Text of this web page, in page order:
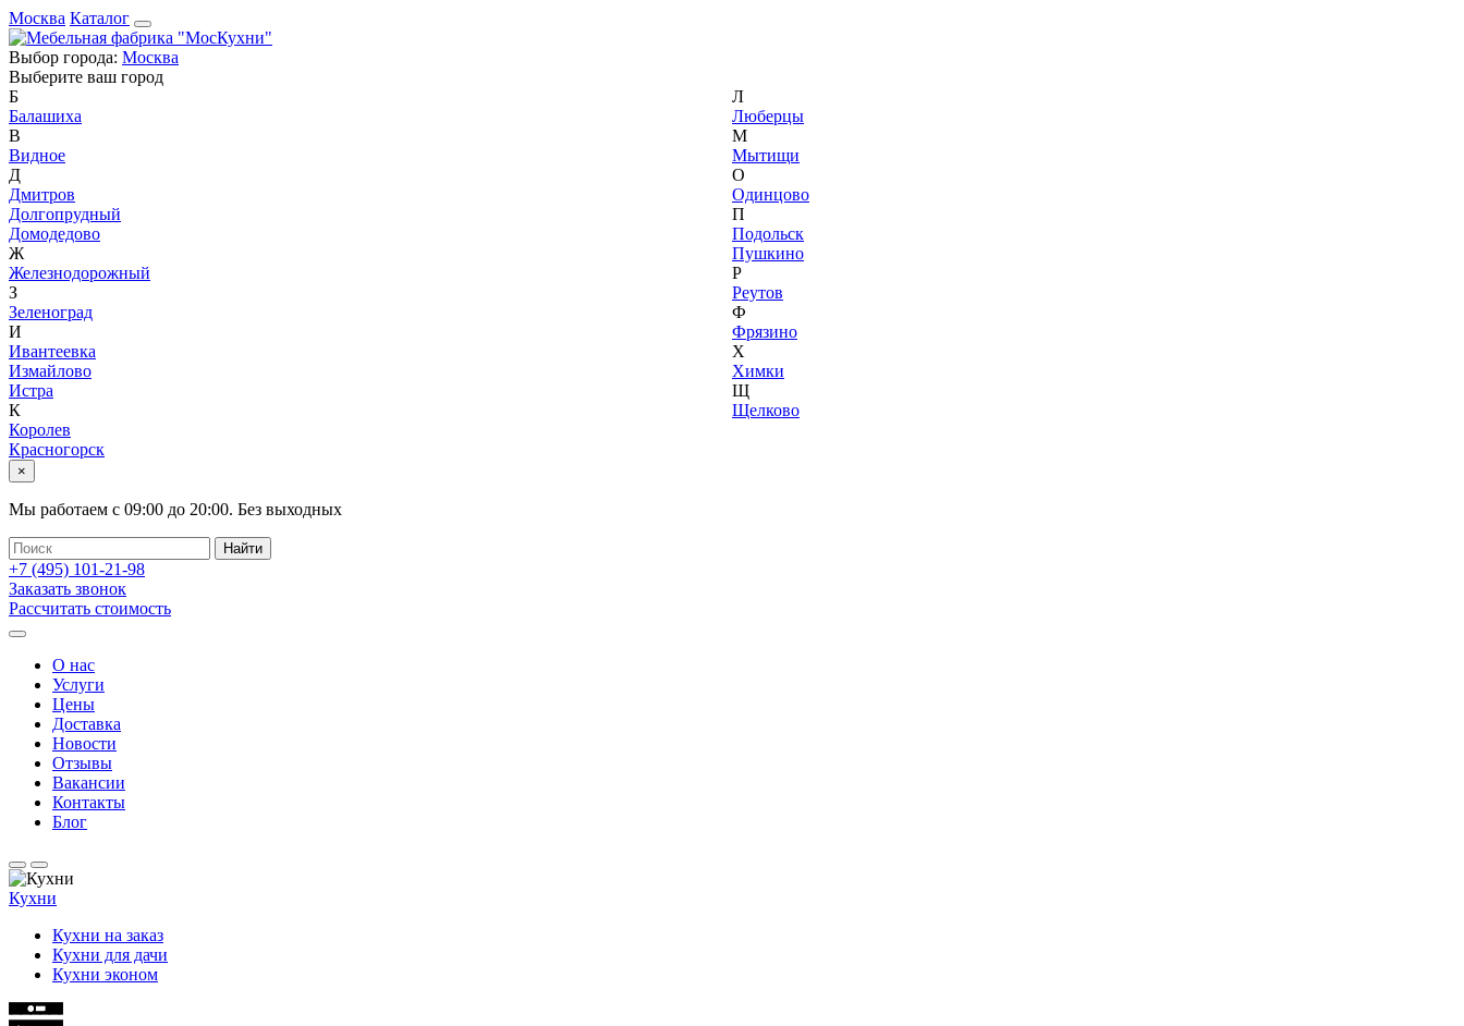
Москва Каталог
Выбор города: Москва
Выберите ваш город
Б
Балашиха
В
Видное
Д
Дмитров
Долгопрудный
Домодедово
Ж
Железнодорожный
З
Зеленоград
И
Ивантеевка
Измайлово
Истра
К
Королев
Красногорск
Л
Люберцы
М
Мытищи
О
Одинцово
П
Подольск
Пушкино
Р
Реутов
Ф
Фрязино
Х
Химки
Щ
Щелково
×
Мы работаем с 09:00 до 20:00. Без выходных
+7 (495) 101-21-98
Заказать звонок
Рассчитать стоимость
О нас
Услуги
Цены
Доставка
Новости
Отзывы
Вакансии
Контакты
Блог
Кухни
Кухни на заказ
Кухни для дачи
Кухни эконом